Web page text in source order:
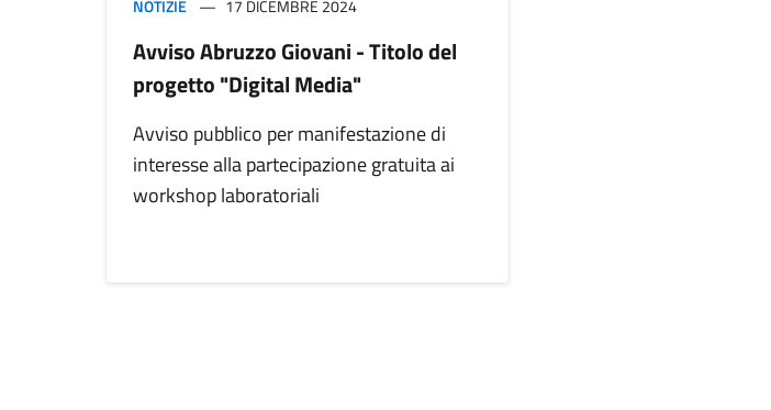
NOTIZIE 17 DICEMBRE 2024
Avviso Abruzzo Giovani - Titolo del
progetto "Digital Media"
Avviso pubblico per manifestazione di
interesse alla partecipazione gratuita ai
workshop laboratoriali